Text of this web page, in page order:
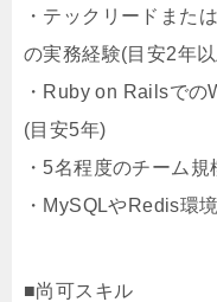
・テックリードまた
の実務経験(目安2年
・Ruby on Railsでの
(目安5年)
・5名程度のチーム
・MySQLやRedis環
■尚可スキル